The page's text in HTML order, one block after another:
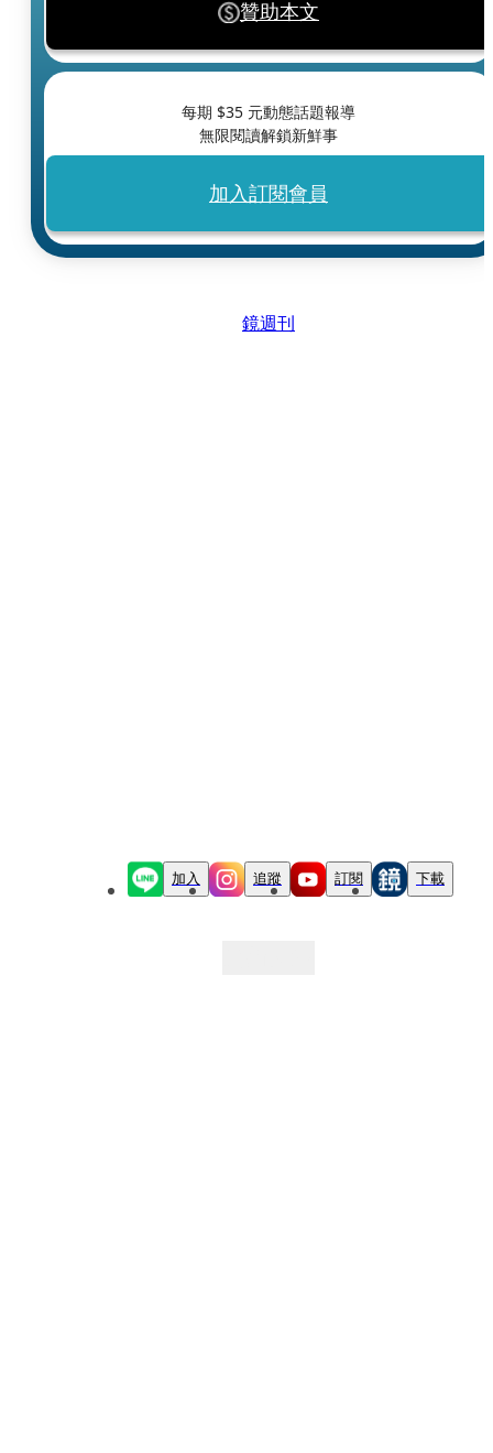
贊助本文
每期 $35 元動態話題報導
無限閱讀解鎖新鮮事
加入訂閱會員
鏡週刊
加入 追蹤 訂閱 下載